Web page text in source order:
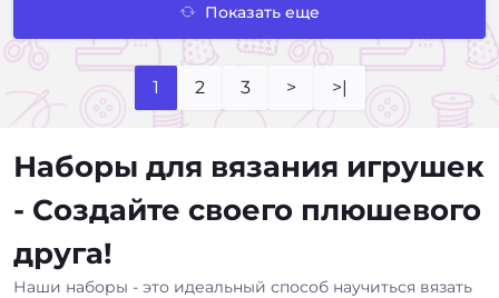
Показать еще
1 2 3 > >|
Наборы для вязания игрушек
- Создайте своего плюшевого
друга!
Наши наборы - это идеальный способ научиться вязать